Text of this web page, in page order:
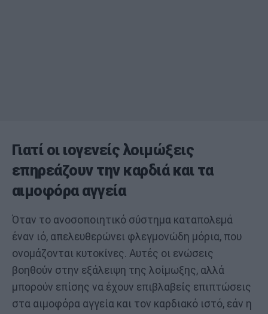
Γιατί οι ιογενείς λοιμώξεις
επηρεάζουν την καρδιά και τα
αιμοφόρα αγγεία
Όταν το ανοσοποιητικό σύστημα καταπολεμά
έναν ιό, απελευθερώνει φλεγμονώδη μόρια, που
ονομάζονται κυτοκίνες. Αυτές οι ενώσεις
βοηθούν στην εξάλειψη της λοίμωξης, αλλά
μπορούν επίσης να έχουν επιβλαβείς επιπτώσεις
στα αιμοφόρα αγγεία και τον καρδιακό ιστό, εάν η